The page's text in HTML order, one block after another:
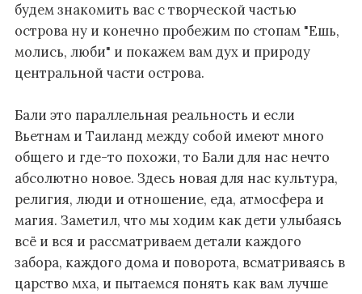
будем знакомить вас с творческой частью
острова ну и конечно пробежим по стопам "Ешь,
молись, люби" и покажем вам дух и природу
центральной части острова.
Бали это параллельная реальность и если
Вьетнам и Таиланд между собой имеют много
общего и где-то похожи, то Бали для нас нечто
абсолютно новое. Здесь новая для нас культура,
религия, люди и отношение, еда, атмосфера и
магия. Заметил, что мы ходим как дети улыбаясь
всё и вся и рассматриваем детали каждого
забора, каждого дома и поворота, всматриваясь в
царство мха, и пытаемся понять как вам лучше